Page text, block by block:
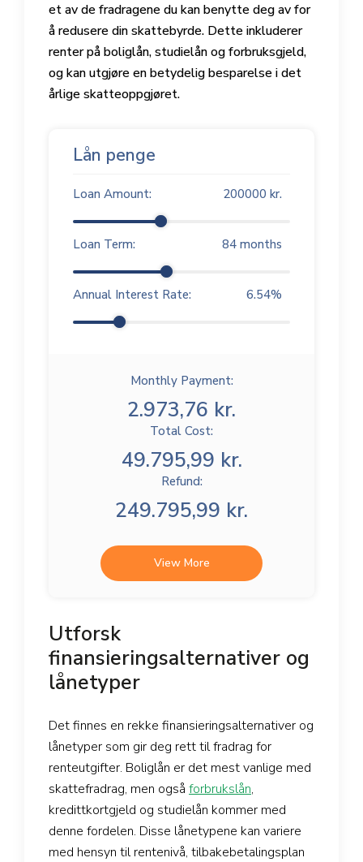
et av de fradragene du kan benytte deg av for
å redusere din skattebyrde. Dette inkluderer
renter på boliglån, studielån og forbruksgjeld,
og kan utgjøre en betydelig besparelse i det
årlige skatteoppgjøret.
Lån penge
Loan Amount: 200000 kr.
Loan Term: 84 months
Annual Interest Rate: 6.54%
Monthly Payment:
2.973,76 kr.
Total Cost:
49.795,99 kr.
Refund:
249.795,99 kr.
View More
Utforsk
finansieringsalternativer og
lånetyper
Det finnes en rekke finansieringsalternativer og
lånetyper som gir deg rett til fradrag for
renteutgifter. Boliglån er det mest vanlige med
skattefradrag, men også forbrukslån,
kredittkortgjeld og studielån kommer med
denne fordelen. Disse lånetypene kan variere
med hensyn til rentenivå, tilbakebetalingsplan